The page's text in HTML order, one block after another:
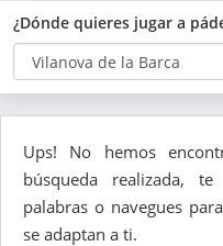
¿Dónde quieres jugar a
Ups! No hemos
búsqueda realizada,
palabras o navegues
se adaptan a ti.